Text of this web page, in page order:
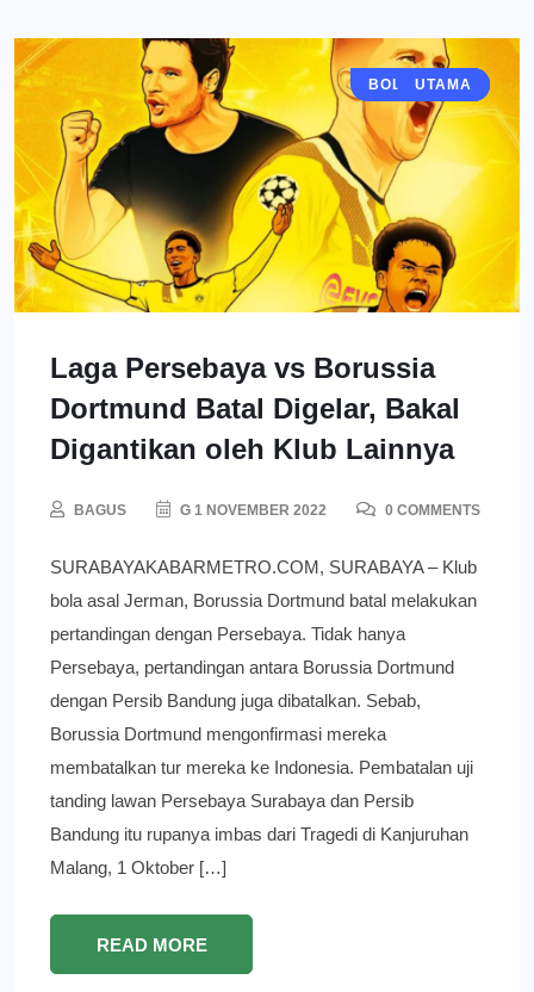
BERITA
BOLA MANIA
UTAMA
Laga Persebaya vs Borussia
Dortmund Batal Digelar, Bakal
Digantikan oleh Klub Lainnya
BAGUS G 1 NOVEMBER 2022 0 COMMENTS
SURABAYAKABARMETRO.COM, SURABAYA – Klub
bola asal Jerman, Borussia Dortmund batal melakukan
pertandingan dengan Persebaya. Tidak hanya
Persebaya, pertandingan antara Borussia Dortmund
dengan Persib Bandung juga dibatalkan. Sebab,
Borussia Dortmund mengonfirmasi mereka
membatalkan tur mereka ke Indonesia. Pembatalan uji
tanding lawan Persebaya Surabaya dan Persib
Bandung itu rupanya imbas dari Tragedi di Kanjuruhan
Malang, 1 Oktober […]
READ MORE